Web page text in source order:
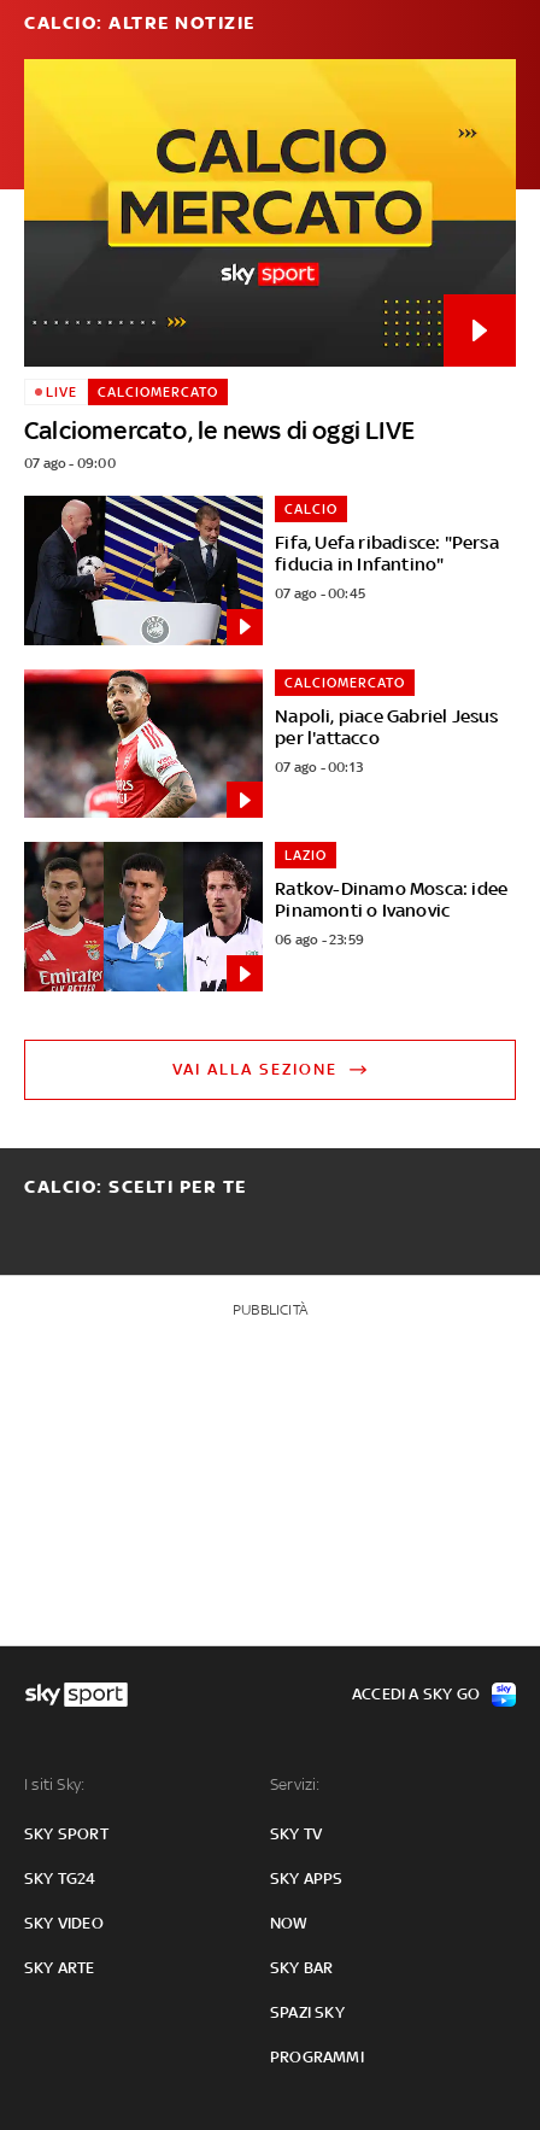
CALCIO: ALTRE NOTIZIE
Calciomercato, le news di oggi LIVE
LIVE CALCIOMERCATO
07 ago - 09:00
Fifa, Uefa ribadisce: "Persa
fiducia in Infantino"
CALCIO
07 ago - 00:45
Napoli, piace Gabriel Jesus
per l'attacco
CALCIOMERCATO
07 ago - 00:13
Ratkov-Dinamo Mosca: idee
Pinamonti o Ivanovic
LAZIO
06 ago - 23:59
VAI ALLA SEZIONE
CALCIO: SCELTI PER TE
PUBBLICITÀ
I siti Sky:
SKY SPORT
SKY TG24
SKY VIDEO
SKY ARTE
Servizi:
SKY TV
SKY APPS
NOW
SKY BAR
SPAZI SKY
PROGRAMMI
ACCEDI A SKY GO